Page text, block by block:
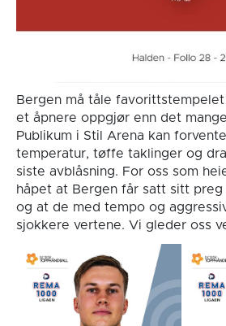
Bergen må tåle
et åpnere oppgjør enn det
Publikum i Stil Arena kan
temperatur, tøffe taklinger og
siste avblåsning. For oss som
håpet at Bergen får satt sitt preg
og at de med tempo og
sjokkere vertene. Vi gleder oss